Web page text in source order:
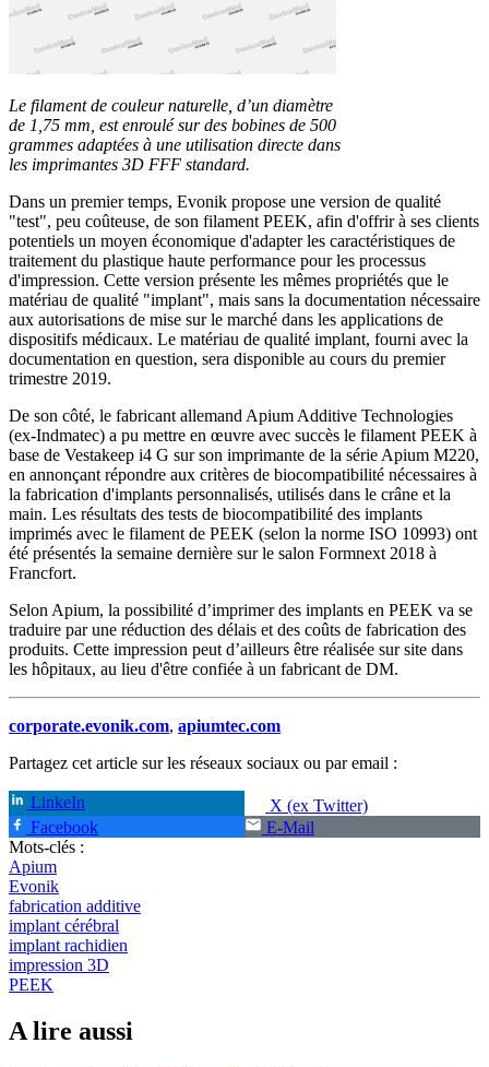
Le filament de couleur naturelle, d’un diamètre
de 1,75 mm, est enroulé sur des bobines de 500
grammes adaptées à une utilisation directe dans
les imprimantes 3D FFF standard.
Dans un premier temps, Evonik propose une version de qualité
"test", peu coûteuse, de son filament PEEK, afin d'offrir à ses clients
potentiels un moyen économique d'adapter les caractéristiques de
traitement du plastique haute performance pour les processus
d'impression. Cette version présente les mêmes propriétés que le
matériau de qualité "implant", mais sans la documentation nécessaire
aux autorisations de mise sur le marché dans les applications de
dispositifs médicaux. Le matériau de qualité implant, fourni avec la
documentation en question, sera disponible au cours du premier
trimestre 2019.
De son côté, le fabricant allemand Apium Additive Technologies
(ex-Indmatec) a pu mettre en œuvre avec succès le filament PEEK à
base de Vestakeep i4 G sur son imprimante de la série Apium M220,
en annonçant répondre aux critères de biocompatibilité nécessaires à
la fabrication d'implants personnalisés, utilisés dans le crâne et la
main. Les résultats des tests de biocompatibilité des implants
imprimés avec le filament de PEEK (selon la norme ISO 10993) ont
été présentés la semaine dernière sur le salon Formnext 2018 à
Francfort.
Selon Apium, la possibilité d’imprimer des implants en PEEK va se
traduire par une réduction des délais et des coûts de fabrication des
produits. Cette impression peut d’ailleurs être réalisée sur site dans
les hôpitaux, au lieu d'être confiée à un fabricant de DM.
corporate.evonik.com, apiumtec.com
Partagez cet article sur les réseaux sociaux ou par email :
LinkeIn
X (ex Twitter)
Facebook
E-Mail
Mots-clés :
Apium
Evonik
fabrication additive
implant cérébral
implant rachidien
impression 3D
PEEK
A lire aussi